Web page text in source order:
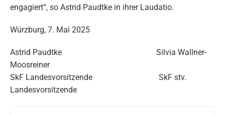
engagiert“, so Astrid Paudtke in ihrer Laudatio.
Würzburg, 7. Mai 2025
Astrid Paudtke Silvia Wallner-
Moosreiner
SkF Landesvorsitzende SkF stv.
Landesvorsitzende